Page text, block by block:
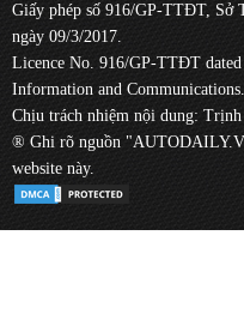
Giấy phép số 916/GP-TTĐT, Sở
ngày 09/3/2017.
Licence No. 916/GP-TTĐT
Information and Communications.
Chịu trách nhiệm nội dung:
® Ghi rõ nguồn
website này.